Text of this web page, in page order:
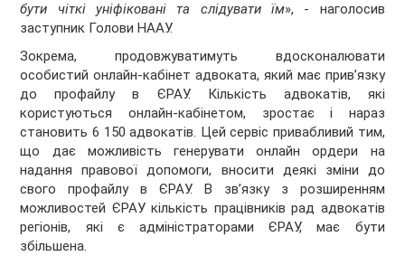
бути чіткі уніфіковані та слідувати їм», - наголосив
заступник Голови НААУ.
Зокрема, продовжуватимуть вдосконалювати
особистий онлайн-кабінет адвоката, який має прив’язку
до профайлу в ЄРАУ. Кількість адвокатів, які
користуються онлайн-кабінетом, зростає і нараз
становить 6 150 адвокатів. Цей сервіс привабливий тим,
що дає можливість генерувати онлайн ордери на
надання правової допомоги, вносити деякі зміни до
свого профайлу в ЄРАУ. В зв’язку з розширенням
можливостей ЄРАУ кількість працівників рад адвокатів
регіонів, які є адміністраторами ЄРАУ, має бути
збільшена.